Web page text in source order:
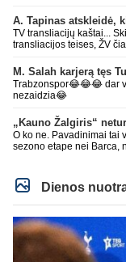
TV transliacijų kaštai...
transliacijos teises, ŽV
M. Salah karjerą tęs
Trabzonspor😂😂😂 dar
nezaidzia😂
„Kauno Žalgiris“
O ko ne. Pavadinimai tai
sezono etape nei Barca,
Dienos